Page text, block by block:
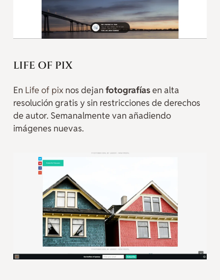
LIFE OF PIX
En Life of pix nos dejan fotografíasen alta
resolución gratis y sin restricciones de derechos
de autor. Semanalmente van añadiendo
imágenes nuevas.